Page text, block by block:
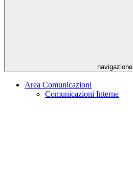
navigazione
Area Comunicazioni
Comunicazioni Interne